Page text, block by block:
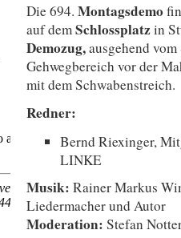
Die 694. Montagsdemo
auf demSchlossplatzin
Demozug,ausgehend
Gehwegbereich vor der
mit dem Schwabenstreich.
Redner:
Bernd Riexinger,
LINKE
Musik: Rainer Markus
Liedermacher und Autor
Moderation: Stefan